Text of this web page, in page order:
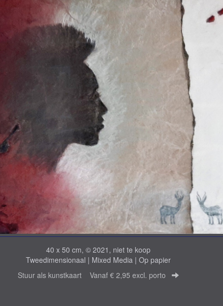
40 x 50 cm, © 2021, niet te koop
Tweedimensionaal | Mixed Media | Op papier
Stuur als kunstkaart Vanaf € 2,95 excl. porto